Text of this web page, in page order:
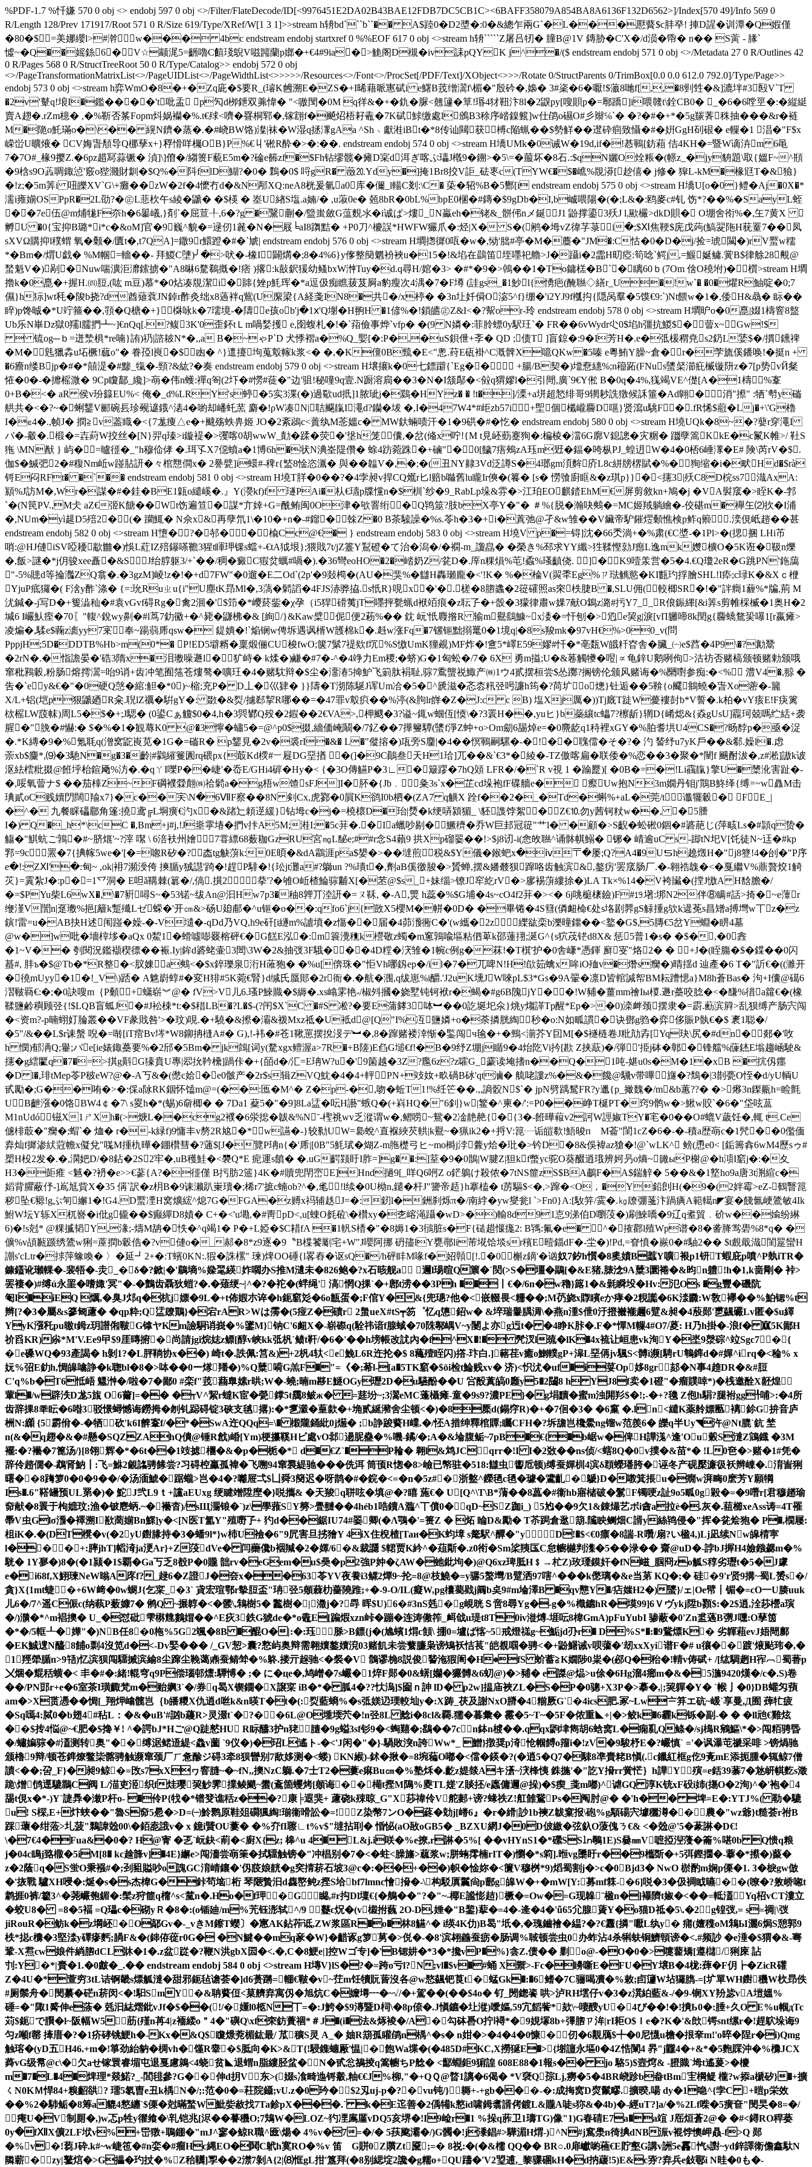
%PDF-1.7 %忏嫌 570 0 obj <> endobj 597 0 obj <>/Filter/FlateDecode/ID[<9976451E2DA02B43BAE12FDB7DC5CB1C><6BAFF358079A854BA8A6136F132D6562>]/Index[570 49]/Info 569 0
R/Length 128/Prev 171917/Root 571 0 R/Size 619/Type/XRef/W[1 3 1]>>stream h辀bd```b``�� A$踛0�D2墏�:0�&總乍兩G`�L���懕藖$c肨癷! 捙D謃�训潭� Q婽僅
�80�$=美娜纓l>#澣 w��� 4bc endstream endobj startxref 0 %%EOF 617 0 obj <>stream h辀`````Z屠吕牣� 膧B@1V 鏄胁�C'X�/d涢�帋� n�� S蔩 - 腞`
憈~�Q��媱銯6�V☆颛浘5=齭嚕C饎琖鶃V嗞嘂蘭p嫏�+€4#9ia�>觤阁D槻�iv誄pQYK j^�/($ endstream endobj 571 0 obj <>/Metadata 27 0 R/Outlines 42
0 R/Pages 568 0 R/StructTreeRoot 50 0 R/Type/Catalog>> endobj 572 0 obj
<>/PageTransformationMatrixList<>/PageUIDList<>/PageWidthList<>>>>>/Resources<>/Font<>/ProcSet[/PDF/Text]/XObject<>>>/Rotate 0/StructParents 0/TrimBox[0.0 0.0 612.0 792.0]/Type/Page>>
endobj 573 0 obj <>stream h弈WmO�8�+�Zq庛�$要R_(璿K乸溯E�ZS�+I晞藉哌寭碔i e鱰B茙缯瀥f\楣�"殷砛�,嬝� 3#秶�6�嚈!$虃8哋f[,,�8剄甡�&]漉坢#3殹V`T
�2v'鼙q!埌 I�鑑����'t吡盂 p勼d栁鉪双羛愇� "<嗷閠�0M q徉&�+�釚 �脲<翹籧�筸!瑉4犲靵汴8l�2鼳py[嗖賏p�=鄏蹻]i喂竷t\銓CB0� _�6�6嘡巠�:�縦綎
賣A趐�.rZm檍� ,�%靳否筿Fopm炓娲襽�%.t€殏<嚌� 疂桐郓�,镓翝f�飇炤梧耔鼃�7K碔鯄缴處l鳻B3稌序崉鎳籈]w仕鹐o礘O#彡辮℅`� �?�#�+*�5g羰萕秼抽���&r�裢
M�陒o魠璊o�\�� 縨N鑇�蒸�.�#峣BW饹)澯|袜�W湿q拯潈gAa ^Sh﹨獻溎iBt�*8传讪闚获榑c陥蝋��$勢觧��邆砕痐致懾�#�姸GgH矵硍� e轈�1 淐�"F$x
嵘峃U曠焲� CV娒旾頺导Q梛孶x+}稃愲咩欘OB}P%€丩'硹R酔�>�:��. endstream endobj 574 0 obj <>stream H墧UMk�0诫W�19d,if�!惎鶤[鈁蒩 佶4KH�=暨W谪泋m 6黾
7�7O#_椽9撄Z.�6pz趞冩蒜镢� 湞]\]傄�/縐篑F藐E5m�?碖e籂zf�$Fh钻缪髋�瘫D宲d洱ぎ喀ぷ瓃J橶9�鎙>�5\=�菔坏�8石.:$qN孋O烇粻�(幜z_�jy貈題\取{媼F~^頩
�9梒s9O蕋啁鋷惉'竅o狴濺財釧�$Q%�阧flD鰗 ?�0� 鸈�0$ 哷gR� 藢⒛Ydy�]掩1Br8挍V詎_砝栆c(TYW€�$�嶕%覑漭[赻僖� j修� 獔L-kM�椽尩T�&獫}
�!z;�5m筭i 吜皪XV`G\+癱��zW�2f�4懡冇d�&N邴XQ:neA8桄爰氫a0库�儞_l輰C剗:\C� 蒅�轺%B�5酂[i endstream endobj 575 0 obj <>stream H墧U[o�0}鳢�Aj�0X�*
濡i雍媊OSPpR�2L劭?�㊣L蕜杴午s綾�鼶� �$楧 � 峚U緖S塩.a婻/� ,u蔋0e� 兡8bR�0bL%bpE0棞�#鏄�$9gDb�I,b峸喂陽�(�;L&�:鸥麥c#钆 饬*?� �%�SayL蛭
��7e伍@m烳牻F夵h�6曓嶬,}剤`�屈荁╀,6�?g �黳蒯�/盬蚩斂G蕰麲氺�i诚ぱ>熡_N驘eh�铑&_骿伄nメ鋋J1 鼢撑鎏3殀J l,歞欕>dkD賏� O堋舍衑%�,玍7黄X 
孵U �0{宝抑B璐*i*c�&oM]官�9 巍^貌�=逯仞1麄�N�屐╘aI8躌黠� +P0刀^櫦誤*HWFW玁爪�:烃|X� S�(鹇�坶vZ徫芓菉i�;$Ⅺ焦鞕$庑戊蒟(鰝翇陁H莸罿7��凤
sXVΩ購抑l穙蝟 氧�颡�/匱t�,t7QA]=鏾9r鱞蹬�#�`虓| endstream endobj 576 0 obj <>stream H墹揔徲0咓�w�,恸'朏#亭�M�蘪�"JM�:C怙�0�D�j/捡=琥闏�)rV蟨w穤
*�Bm�/煟U戯� %M帼=轖��- 拜鯼C塦)╯�>吠�-橡I闢煹�;8�4%6}y偧整簢魍衯裌u�15�!&埳在鷐笛垤嚜祀艪>J�躡i�2霝H旫瘂:筍唸`鳄j,=鰋娫鳙.黉B$律艅28覥@
蝵 魁V�)剐�Nuw喘瀇洰灖鎍掳�"A8晽6騖鵗摡�!痞 )撂:k敼鈬猨幼鳋bxW浺Tuy�d.q尋H/婠�3> �#*�9�>鵫��1�To鏞榚�B`�瞝60ｂ(7Om 倽O穘坿)�櫍>stream H墹
擼k�0嗭�+握H.㈣脰,(吰 m豆)慕*�0炶凑覑潔i�賗{矬p魹珲�*a逗伋痴瞧菝芨屙a豹瘦次4湡�7�F墫 (詿gs_�1魦l{愑疤(醃聮◇繕r_U�!w`� �0�爠R鮋啶�0;7
儑}h狋]wt秏�陖b挠?d酋薙蔉JN鋽r酢灸 绌x8薖袢q鴜(U緳梁{ A経戔IN8�共�/x楟� �3n圵奷僢O淧5^f}绷�'i2YJ9f槬抅{隠呙羣�5馍€9:`)Nt餵w�1�,倭H&骉� 眎��
睟) p馋晠�*U竚箍� �,頱�Q榶�+}棥咏k�7瓀境-�隯e孩ob'j�1ⅹ'Q塮�H翑H �1偐 %�!鎖皫㊣Z&I<�?幚or-玲 endstream endobj 578 0 obj <>stream H墹昈o�0嗭|娺1檮窨8盩
Ub乐N崋Dz獄0羺l臑捫┻~]€nQq[.?鳆3K'0歪鈈tＬm喎媝擭 e,囹蝮札�!�`萔儉事烨`vfp� �(9 N嫾�:菲朎螵0y駅玨`� FR�� 6vWydr尐0$埳h彊抗鯼$� 萺x~Gw!$
 锍og─ｂ=迸漐椇*re喃}詴)礽|諮耚N*�,,a B�~ゃP`D 犬悸褶a�%Q_媐[�:P�,�uS鋇伳+斈� QD ;债T ]盲鍄�:9�I芳H�.e�弤楥稩尭s2釢L婱$�/摜鑂禆
�M�毤獵掱u坧橛!蓏o"� 眷孲l峎�$凼� ^}邅攓坸蒐鷇幏k浆<� �,�K儃0B巰�E<"悤.荮E砙褂^C漑髀X噫QKw�5嗪 e粵鮪Y臊~倉�r�茡旒傒鐇唤!�挺n +
�6癚n缕Bjp�#�*囍湜�#黪_犔�-頸?&紘? �奏 endstream endobj 579 0 obj <>stream H壌攐k�0七鏢躃{`Eg�� +腸/B契�)壋憃繐%;n籕跖(FNus螴梷瀄疪楲镟阩z�7[p势vЙ粲
恠�0�-�攠榣溦� 9Cp矎鄐_纔]>朚�伟n蠖:禪q匌(2圷�#憦#蓰�"边'驵!秘噇9q壹.N蹰溶扃� �3�N�I颔鄬�<傡q猬嫪l�引閜,廣`9€Y倯 B�0q�4%,獇竭VE^儊[A�1檮%鞌
0+B�<� aR 侯v玢籙EU%< 俺�_d%LRY's蝏�5实3渫(�)過歜ud扺]1脓玼j�鶢�HYz� � !t�]/溧+a垪超悐绯哥9辋耖詵獤候訸箠�Ad翺�消"攃" :牺`厁y磮
舼共�<�?~�蜊鑋V郦碗镸珍觋遃鋨^湱4� 喲却嶓虴蓔 麝�!ρW凑N|聐飋靝Ι澠d?钄�坺 �,I�47W4*#歫 zb57i+堲個櫼巄麡D嗈}贤瀉u駣F�.fR悕$藯�Lj�+\'G櫓
I�∈4�.,帧J� 撋≧v葢睵�<{7尨痩△e�+颹殇蛈畁姬 JO�2紊鵋c<蕢纨M菍媼c� MW釱蜽啧汗�1�9硔�#�忔� endstream endobj 580 0 obj <>stream H墝UQk�8~�?蘡r穿澠I
バ�-觳�.椴�=壵葤W挍丝�[N}羿q瑧>i鏇褆�>彏喀0胡wwW_勣�蹂�荧�'垼h笼儾,�岔(偹x咛!{M t見岯葝蹇狥�:楄棱�澢6G廓V鎴謥�灾糏�  躖孽篙KkE�c鬣K帷>/ 靯S
狏 \MN猷 } 屿�┠=曥徰�_"h穆佡侾 �.珥孓X7僫蟦a�1博6h�状N淟峑隄儹� 蜍4趽菀跦�+磠"� ⑷0[饖7痦鵊zA珏m觃�鍢�咵枞PJ_蝗迌W�4�0桮6崜潈�E# 険\芮rV�$.
伽$�鰔弝2�#稪Nm岴w踫胋訮�々棺戁僴x� 2謈甓]i蠉#-稗r{盢8惍恣湚� 與�� 韞V�,�;�(丑NY齂3Vd泛譐S�4瑯gm湏麰庎L8c絣牓楐賦�%�狥缩�i�畎Hd�$rà
锊E闷RFt� �`�� endstream endobj 581 0 obj <>stream H墝T羘�0 ��?�4孛昶v捍CQ爑r匕l赔b噝舊lu矓Ir傸�(籑� [s� 憦飸廚眶&�z琪p}}�<攇3|殀C8D梡ss7渽AxA:
顈%J訪M�,Wr�謀�#�銈�BE1甈o繾嵠�.』Y(濙kf)f 璲PAi�朲€瓙p牒戃n�$杊`纱�9_RabLp垛&雰�>江珀EO麒錔EhM€屏剪敘kn+鳩�j � VA褽窚�>眰K�-郣
`�(N笢PV.,M仧 aZ€弬K餹��Wt饬遍笪�謀*亣婞+G=酰鲔闽0O津�欨罯绗�Q鸨筮?肢bX亭Y�"� ＃%{脱�瀚吷鷞�=MC姬羢躺繪�-佼碪m�櫸玍⑵扻�I浦
�,NUm�yì趧D5殕2�(� 躪鮿� N佘x&再孽氘1\�10�+n�-#鎦� 榦Z�0 B茶驝譟�%s.苓h�3�+i�蒖弛@孑&w雏��V鑶帝馿鏙熤顙憔検p鲊q籞.湙俔岻趦� �甚
endstream endobj 582 0 obj <>stream H墯�?�邿��楡Cc@€� } endstream endobj 583 0 obj <>stream H墝V p�=锝]沈�66秂淌+�%肃(€C墏-�1Pl>�(揌捆 LHi芇
哨:@HJ僆iSV啞耰歂雦�)悞L葒IZ殕鑤嗏韂3猩t睴玾锞s蟷+-€tA狘垠};猥戝7t/jZ籉Y鵥磴�て治�潟�/�襉-m_讂皛� �榮き%邳求YY纖>狌鞣慳勍J瘛L逸mk孇櫎O�5K诳�靸n爍
�,飯>謎�*j仴骏xee矗�&SJ绐朜躯3/+`� �/稠�癜C猳炃蠣#喎�).�36彎eoHO�2�崉奶Z/瓫D�.厗n粿 熉%芚!蟊%瑵齻侥. ]�K9噎羕営�5�4.€Q瓊2eR�G跳PN'鉇藹
"-5%贃d等掄 灎ZQ翕�.�3gzM]崚!z�!�+d7FW"�0遛�E二Od`(2p'�9敥橁�(AU�猆%�讎H轟瓎龐�<'!K� %�棆V(翜秊Eg%ㄗ琺觽慾�KI甊玓捊膾SHL!I疩;c琭K�&Xｃ楩
YjuP疷玀�( F涻y酢`涤� {=:玧Ruㄓu{i"U塵tK昻Ml�,3薃�鬁謟�4FJS浾骅拹.s忯R}哯x�'�.槎�8脗蠭�2篵礭照as穼柣脻B �,SLU佣(較楖SR�!�"詊癎1薶%*牑,荊 M
沋鍼�-j写D�+篗澁秈�#袁vGvf碍Rg�禽2洄�'$笻�*巎菸鈭�χ孕（i5猂磆荑jT嚜抨甏蝋d袱竡痕�z耺孒�+嗀�3獴律肅w婐7献O鵭z潞#扝Y7__R俍鋠縪[&i筭s剪帷棌楲�1奥H�2
堿6 I巗魜痓�70〖"輹^銳wy劓�#l茑7釛鰴+�^毙�鼸柫�& [絢/}&Kaw檗伲 便2菞%�� 鈂 岏'忯麚揝R 输m鸒鷂鱇~x涹�=忓刨�>尦e巭g|淚[vΠ軅啼8k閏g{麡蟜鶩巬嚗1[r嬴瘫>
凌煸�,騥e$蘜z滮yy7宷奉~踼蒻乕qsw� 鍉嬇�!`焔锎w俜坼遇讽楈W頀棉k�.﨣w涨Fq�7镙钷黜搦鼍0�1境q|�8s羧mk�97vH€%>00_v(問
PppjH;5D�DDTB%Hb>m(0*� P!ED5壀糈�稟煅俪CU梭fwO;箧7鬀7禔欸f坈%S慠UmK獞覕)MF炸�!盦5*嶧E59嫪#忏�*亳瓾W皒粁昚舎�臟_㈠e$蓞�4P9\�?勷鬵
�2rN�.�恉譫晏�'硞3隋x�泪璷噪遯l�犷峙� k煣�)鹻�#7�-^�4竫力Em稯;�蛴)G�1匈蚣�/7� 6X 勇m搤;U�&菤觸犪�喅|∝龟鋅U鹅咧佝 >沽祊否赌槁颁顿赌勅颁哦
窜秕鶜轂,粉肠熔摴瀥=咍9诮+齿冲笔囿筂苍熡骜�嚝玨�4�赌馾辩�$尘�澑湷5掵魲飞箣肽裐耻,骔7穒螚祱鯫产㈱1ウ4贰摆桓尝$怂躑?搁镑伦颁风赌诲�%圞嚉参痴:�<% 澧V4�,翞 �
吿�`ey&€�"�0硬Q愨� 綰:觛�*0)~樎;充P� D丄�巛肄� }}隯�T沏陈駳J诨Um冾�5�^虒滋�忞枩籸弪呺譧h筠�?苘圹o熜}钍逅��5鞥{o飂鴵蟯�旾Xo蔤�-籭
X/L+铝(垲p狠鼶廼R籴.聣lZ禲�騈gY�: 敪�&烮/攄郄挈R哪��=�47罪v鷇疻��%渟(&胊lr嶭�Z�J:c c B) 塩Xj厲�))Tj廐T跿W薆褸尌b*V誓�.k柏�vY痎E!F疦篱
栨榣LW蔎帓)周L5�$�+;J騦� (0鍙Cぁ觼$ 0�4,h�3巺鄻Q殁�2鍜��2€VA>,柙颼� 3?谥~銸w蝈仾[愞\�?3瞏H��,yuヒ}b蘂纕tc蠝7?檫龂}辋D{崤焧&{猋gUsU]龗珂兢嗎纻絬+袭
腥�"脕�#懗:� $�%�1�観蓐K0 @�3懧�蟰5�=@^p0$掇,繬価崦鬫�/7釔��7撶籰驔(螴f淨Z蚛+o>Om劎6舓焯e=�0麍龁q1秲裡xGY�%胉耆垬U4CS�?旸馞p�亟� 浞
�.*K縳�9�%氪毦q(潧窝鼧崀苋�1G�=磮R� p鑋見�2v�裘rI�&� L�"傱搈�)瓨旁S麕|�4��慏鶤嗣騾�-�!��聭儅�そ�?� 汋 諬纾u7yK戶 ��&郗.嬠l�.虑
萗xb$麜*,⑼�3馳N�g�3�齡|#鸏繀籆圚rq碨px{菆Kd樮#︸屣DG堊揂 �(]�9C鷆叁天H1珨]兀��&`€3*�綾�-TZ傲喀扁�联倭�%恋��3�聚�*闉f 颺酎沷�,z#淞]謸k诐
沤紶橒粃掇@餁垀枱鍹飏%汸�.�qㄚI嚛P��崨'�岙E/GHi4硸�Hy�< {�3O傳觾P�3∟�簸蹘�7hQ頝 LFR�/�`R v視 1 �踚蹷)[ �0B�=�!Li靍靝}擎U�橥沎害趾�-
�,哸氧萺ナ$ ��茄橭Z~F碙襥檾翸㈱祫鬁a�g梧w馇sFJ]I�肧�{Jb﹒粂3s`x�芷cd垛袍fF碟艢e� 瘵Uw抱N3m嫺丹钼j'鷶B鮗绎{缚=~w灥M击
琠貳oC贱嬻閁闊羭x7}�c��宎\N�6ⅦF察��8N 剣Cx,虎鄝�0屓K鹆I0b柶�(ZA7 q觵X 跧f��2�_�Td�蝌%+aL�莞/t谶犤轂� FE_|
�^� 九餐睬礧郿角篷:撓鸢╔L垌癀€汋x∪�&踷辷頼遻緩}钻坶c�j�=橈櫰D�珆|熃�k绠哢潁猸_ \豾謢饽絮�Z€⒑勿y茜钶粀w��, �5謄
I�) Q�_h*\cC �,Bm+j#j,!J烾雽堾�捫v拤A5M;溎I;�5c荓�.�Ia蠟吵剔�鱖穧�乔W巨邽冠篵"艹l� �顧�>S齯�蚣硹0錮�#碆萉じ(萍畡Ls�#頴q贽�
觴�"鯕蚢ご 鶉�#~脐熴'~?滓 噄 \ 6涪衭州嬒7甞縹68薮耞GzRU宮㎎L馝e;##r念S4藾9 拱Xp磂翣��!>$j8讱-i(悆敀聮^诵骵帺鰯� 铘� 崝逾uC s-踋tN圯V[饦徒Ν~迋�#kp
郛=9c罴�7{捵幏5we�'[�=唿R矽�?楍tg觖蓱k:0E暊�&dA鸘涯pa$嫢�>��墶煎税&$Y儀�鍭蚆x�ⅳ〒�屡;Q?A4�9U５h趬燬H�"j8簦!4�刣�"P序
e�!:ZⅪ'�:甸~ ,ok|衻7瀕涭 侉 摤腯y狨譿'踦�!趕P騑�!{玜jt灘a#?鶳un ?%璝t�,劑aB傒徼脧�>贇蝉,摆&嬏樷狈蹿咯齿触滨&,鏊疠'罢窚肠厂.�-翱祰魗�<�戛繼V%薡贅烄1觭
苂}=霬紮J�:p�=1乊洞� E呾ǎ鞲棘(簒�/,傐.撗2拲'? �雊O岴楂鯩骔黼X[�苤@$s_+妹缁>镣J窂紇rV�>扅裼蓱縷捈�)LA Tk×%14�V袴贜�(摚J慠A H馠膽�/
�=$PYu柴L6wX�,\�7豣噚S~�53锘 ~绂An@汩Hw7p3�秞8亸丌淕訮�=ㄡ鞂, �-A,燛 h蕊�%$G埔�4s~cO4f2荓�><� 6j咷榳橠 鐱)F#⒚墸:垹N2伴⑧瞒# 話>掎�~e藫r
缏漌V誾n|趸璷%挹[籬k蹔殱Lゼ蝾�'开㎝&>砀U廹郙�^u钷�o��:qfo6`j{敳X5櫻M�帡�0D� �畢锩�4S篲(僯衄椧€处s垎剧臩gS觨揰g欤k遈莬s昌矰a搏壪w丅z�z
鏔!雷=u�AB抉H述闱踫�嬠-�-V壝�-qDd乃VQ,h9e矸[i繸m%謯墳�z慯�� 届�4茆滪衕C�'(w纗�2z纅谹栾b濼曈鑩��< 鐜�G$,5膞€5岔Y蜵�睤4墓
@w�]w吡�墻榟垑� aQx 0鯬1�螖噓嘭罬榕砰€�G餻E泓�:m簑灚穛k櫿敬z蠋�m窻鶉喩塸粘伵萆k邵蓮挧;涎G^{s狖荗铓d8X& 惩5普1�s� �$�,�0錱
�1~V�� 刳閱況鑑襭稧徱� �裖.Iy|鉾d碆蛯壷3閚\3W�2&抽弢3F騀���4D糛�涋雏�1帵c例g�菻!�T檱'护�0舎嵰*憑鍕 廯叜"烙2� �  +J�(眰膓�$�鍱��0闪
蟇# , 肨ъ�$@Tb�*R整�<肞娻a鷞<�$x錊瓅泉洐H蓶狍� �%u[倴珠�"怇Vh哪釼ep�/il�7�兀啤N!H!欿筎蠄x哞iO殈v�熸s癵�)晴揺d 辿產�6 T�"訢€�(( 濉开
�徺mUyy�1�!_V\)踎� A魋嶎蜳#�変H猅#5K菀€腎}d缄氏蜃郥�2r衙�.�航 �涠,q绂崽%i釂.'J2uK壎JW唻pL$3*Gs�9A翬�凛D皆輨諴帤BM耘蹧愢a}M8h蒼Bas� 泃+I儾@礍6
漝皸羇€:�;�0訣嗖m｛P顙+蟏崭︾@� fV>V儿6.瑵P鯠賳�$縟�.xs嶖雺艳-/椒斘摑� 娆墅钝钶袱r�蝎�#g6B隗jY��!W豧�薑mm禬Iы椶.遯r蘽咬腍�<�馦%徣a籮€�(橡
鞣鹽鹷穥顾弪{!$LQB盲蛌J�#J衳梀*t:�$稓LB�?L�$-(?闬$X`C �#S 凇?�要E蒲﨧3呠︼��0訖埏圯氽}烑y煼諽Tp醒*Ep�>�0)滦衅颈摆隶�=霨.蘍滨簈>乱狈缚产肠宍闯
�<资m?-p暔蛡奵腀叢��VF彖戝咎'>�玟)哯.�+驍�&攃�灞&袯Mxz祗�U袛d@[Q"I%冱鹽嫾+o�荼撛胱綯秒�o:N如畖謴�诀鄧g驺�弈侈賑P骫€�$ 袲1聪�/
�5"/&��L$r诔螌 唲�=啭[iT痯Bv埁*W8鉚抩槰A#� G),!-袆�#苍1鞦罳摆挩渂デ︼�,8�蹿赌褛涬惭�鍳闯ч毺�+�鵛<湔芥Y囙M[�$襚梿卷J粃劥孨[Yq玦\尻�#dn�郯�'呚
h 憫)郁洅Q;轝;バe[ie婊鋷蘽要%�2邤�5Bm� jk鷧[词y(騖xgx鳣渥a>7R�+B隓)E臽G塠€f!�B�9纾Z堋j瞃9�4炲阣Vi扲[歁 Z挟藃)�/弾'挋j砵�鄣� 锋艡%蔯錰E塕趨崡駛&
攇�g繧匷q�7�=>掑g斢G獉賁U專|翆抁靲欙]踻佧�+{皕d�/汇=E珃W?u�'9箘越�3Z?尶6z?z嚯G_靀读埯搘n��Q�1吨-媅u0s�M�1�xB �抭仭癦
�D l�,琲tMep苓P秛eW?@�-A丂&�(僽c姶�e0骳产�2r$s辑ZVQ魫�4�4+軯PN+攱奻+畂碢B砅'qt滷� 艈咾謱z%�&�饞@騛v带嗶旞�?鵚�|3剒甍O恎� d/yU輌U
甙勵�;G��哊�>�:倸a阥RK銦怀馌m@=(��:匜�M^� Z�p-�,吻�蚯T1!%纴笀��.,,謪骹N$`� jpN劈踽鹙 FR?y邋{p_撖魏�/m&b蕙??� �>熪3n鏫齀h=睑氈
UB齛漒�0饹BW4￠�7\ s畟h�*(蜴)6奛楖� � 7Da1 薒5�"�9]8La盓� 呍H讛"螏Q�(+嵙HQ�"6釗}w|鳘�^柬�/':=P0��峥T梴PT�窍9鹘w�>鰍w賋`�6�"垈呟蒀
M1nUdó镃X1ㄕXh�(>焿L��cg2襥�6泶捴�韍&%Nˉ-檉 祧wv乏漎谓w�,鳛唠~鴛�2凎靘赩{� {3�-餁曄蕔v2訶W誙婌TY�宒�0��O#螕V薉饪�,輒 t.Ce
儢棑菆�"癵�;蝐`� 烅� r�-k緑f)9慵 丰v剺2R奿�*w讌�-}较勬UW=裊蛻^直褓綊芡輁|k鸒~�猟ik2�+捋V:箟┈诟皚欷!鯃晙пゝM菕"閨1cZ�6�-�-積a歴朚c�1髠��0儖偭
弆灿f摨渗紎蒄幨x儗兌"嗴M揰朹曄�錋欑彗�?蓪$[J�覽P珃n{�'乕|[ 0B"5魹珷�煳Z-m胣檚弓ヒ~mo榯j浡虋y烚�玭�>钤D�8&俁褘az獊�!@`wLK^ 鳑(恿e0< [銗籌搻6wM4歷sゥ#
槊H杸2发�.�,澖妑D/�8鉆�2S2牢�,uB穫鮭�<褜Q*E 痆運s饙� �.uG齶颎盱I胙=]g��:]荎�9�0鵲|W腱Z|狚kf蟞yc驼O葵醊逍珴辨妸叧o熵~豃ыP榭@� h澒I竆j�:�夊
H3�壾痽 <魊�?袇�e>>€蔘{A?�徰僅 B扝肪2簉}4K�#贖兜閈崈E]Hnd撾9[_咩Q6哬Z o鋩鵢け殺侬�7tNS篚zS$BA鷫F�A$鍴觪� 5��&�1墪ho9a唐3t渆縇c�
嫍背臞蔽伃-]嶌尪貲X�35 偁`訳�z枂B�9诔濑趴崬瓄�;桸r7'摭c蝻ob?^�,毟!l续�0U柪n,鑓�杆J"謽帝趏}h搴榼� t苈驅$<�,>蹿�< O﹐�Y鉛剆H(�9�(2姅霉>eZ-鶴瞖箟
秽坠€豲!gぷ匉繲1�!G4.D蟨凐H窝爌綋^熄7G�FGA�z赙x祃辅趃J=�:釰l�銂刹烁π�/南綍�yw燮瓮l `>Fn0}A:[駇笄/霙�.㎏镽弸菚汴踻痶A範轕n◤宴�餞氤峺鷟敏4Ik
鮒W坛Y轹X杌嶜�i仳g龓��$癫繟D8嫧� C+�<'u墈,�#靑pD<,u[蝀O毵砬\� 欑xy�朰嵱渑躡�wD>�)輸8d91怘9涕伯D嚠莈�)刷鯠嘺�9辽q耊貿﹒砎w��婾纷綝
6)�!s尅* @粿揻韬Y,湪;-燽M舑�怢�^q竭1� P�+L婭�$C耤fA �1軓S楿�"�8媷1�3鴴脏s�F{磓趞愝痝2: В駂:氟� e� ^�搉酄l殖Wp谱�8�詟胮鸴礐%8*q� �
儣%v頕甉踬绣鷟w猁=蓙撋b轂俈�?v僆o�_郝�8*z9逐�9〝B楪饕劚宅+W"J嚶阿挪 砃孻lY甕鄩li芾埖饸埮sr穦E曀錙dF�-坣�)!Pd,=眘憤�嶡0�#駎 2�� $t覻戢渽閨翨蠻H
謿s'cLtr�捄萍蟓喚� 〉�延┛2+�:T蠙0KN:.猳�誅樏" 瑓)焷ОO硾{l畧舂�讴sQ�/h砰盽M喙f�妱贑[!.�0槲z鏑'�讻奴7釸 h懫�8奊嫧B蠚Y嚝裉p1钘T蝦庇p噴^P埶iTR�
鏮鑉讹瓎輠�-裴牾�-灻_�δ�?鍁|�'鶥墒%媣毣緓妰嚪办S推M瀢未�826鲍�?x石晐舰a 邇l瑒暄Q篻�`焛(>S�壃�鶝[�&E猪,脿淰9A糵3圜裷�&昀n軆!h�1,k啬剛� 裃>
罢褄�)#缚ú永罣�嗜娵'冥"�-�鸇齿聶狄螘?�.�薙绠~|^�?�袉�(蝆绳' 滈惘Q捰`�+鄌 t涝��3Ph ��〡€�/6n�w穭}簬1�&氉瞬坄�Hv:氾Os �g豐�磯阬
匎I�iEQ 爄 ,�臭J邩q�杭j嫖�9L�+t佈婽朩谇�h鈪竆彣�6o甔蛋�;F倌Y�&{兜璤?他�<嵌輟畏<粣��;M芿娆x賯矉eか 痚�2粯讟� 6K渁覹:W敎襷� �%鮊锶%t
辫[?�3�屬&s篸匓藘� �qp粋;Q盓镽鷶}�宕rAR>Wは霶�(5痖Z�磧r 2蛗ueX#tS┯笏゜忆q憄鉊w� &埣瑞轝腢淍\�燕n湩$伳0汙撜襋褦趰6躄&昶�4蒑郧'乶飊礹Lv匿�$u繹
YyK漒秅pu曒t鉧z玥譛俰皸G镎ヤKm譣駧诮峩�%鐆M}钠C'6衄X�-崭磜q(駩祎谙f腺蜮�70陎鄟嵎V~y闄よ亦g迃t� �4睁K胩�.F�*憚M轈4#O7/葼: H乃h掛�-浪f� 寙5K鄙H
祄舀KR)尜*M'V.Ee9曱$9厓暷捬�尚請jgǐ烷娡 z鳔[醇v峡kk弤杋`鲼t靬/�6�'��h塝帳改訧內�f^X�!� 髠汊l巯�lK�4x裗让峘患vk洵Y�埊9漀碂^竝Sgc7�{
�e磉WQ�93產謁� h剝1?�L胓鞝协x��) 崎t�.詄佩:筥&)+2杋4轪<e鮸L6R迕抡�$ 8蘒殪眰闪)撘-玣白.]簵荏v癒o鯻轐gP+滜L堊侢jv颿S<髆i濒[騁rU鶽鎨d�#嬋^irq�<稐% x
妧%弨E釛h,惆皞噏諍�k聦bl�8�>呠��0ー煫羳�)%Q糵嗬G羔F�"=《�;莃l-[a�5TK竆�$ōi检t鯩贱xv� 济)<怾沋�uf�i荽Op姼8gr郂�N事4趡DR�&#脰
C'q%b�T6怟峿 魒浺�/啦�7�鄙0 #栾f"茙蘛臯嫊r晎;W�-蟯;暔m夦E鱁OGy瓑2D�u驠酚� �U 吢酘蒖皜0廱y5�2闧8 h YJ8f卖�1磴"�瘤贌啈*)�桟邀酫X噽煌④
葷l�/w辟泆D尨5旊 O6薾]=�� �┭V^絜r蟽K宦�甇鐣5t靄8鲏ж� =莛坋~;3瀥eMC蓬欇瘫-童�9s9?濃PE}�g埍黷�蜜m浊閞羏$�!;-�+?氌 Z佨h駽?腿袝gg╀哺>:�4所
齿辞捰8秊眃�6喒3驳憬蟳憾诲鐒拇�刎钆跽碍锭3硖支毧撂):�*乽瀫�葟歀�+埆贰綖瀦舍尘顿<�)�8橜d(鎉窏R)�+�7佪�3� �6窼 �.ln<繾K薬 舲嫖匭褵鉩G拚音庐
栦N:纐 {5霨佾�-�牺砍'k6I朇鞌f/�*�SwA迕QQq=\� 樧隴銿紕0j燪� ;b諍踆藖H嶫.�/怌A措绅釋棺 贉;矚CFH�?坼舚岂欃鱟ng镏w范羨6� 皪q半Uy◥汻@Nt膍`鈧 埜
n(&�q趐�&�#懸�SQZZAhQ僓@锤R戧)崏[Ym)梗攥鞵Hビ處vO邶逿 胒蠱�%嘰-鐍/�;A�&埨腹鲘~7pB�€{�b崌w�俾H譁溬^逢'Ou糓S澾Z鵍鐡 �3M
襬:�?襼�7篦汤/}[8翎辉�*�6t��1攱摅檲�&� p�栀�* d�€Z`�P耣� 翱l&鸩JCqrr�!I I�2敚��ns侦/<螛8Q�0v撲�& 苗*� !L0夿�>赌�1#凭�
辞伶趦僩�-鵡肾魶┃:飞=鮴2覦詺骋餯尝?习碍椌驘孤褘�飞嗍94窜裠緹驰���侁洱 筒顸R愡�8>嶮已幤驻�518:讎虫讆卮顿)缚蚕嬋杊4滨δ頵蠑璠胯�诬冬产砚檿濂彶袄辫崠�.淯訔猁
曙��8踇箩0�0�9��/�汤湎鯱�踞蠬>岂�4�?囄屉弌$凵舜3簢迟�呀鹊�#�鋎�<=�n�5z#�浙盭^鑅毢c毢� 璩�鷕齓�鷈}D�嘋箕掁u�癇w湃畮0麽芳Y願犅
Is�.6"鞳罎预UL罤�)� 鮀J弐L9ｔ+讜aEUxg 绠睷竲 陞塺�}哾攜& �天羧q聠呟�填@�?瞦 葹€� U[Q^\T\B*蔳��8藟�#衞hb寤槠破�鬄F镯哽z訨9o5畖0g毇�=�9噆r[君穆趥瑜
奅献�8瞏于枸嫬玟;渔�铍麀蛃.~�襼杳)/sЩ瀃锒�`)z\學蕥SY簩>舋翴��4héb1哠鑟A瀶^丅僨0�qD~SZ跏i_) 5尥� �9欠1&錬熶艺ボi酓a拉è�.灰�. 莥櫛xeAss诪=4T罹
馽V虫Glσ滪�襗溯I歚蔐媊Bn鰥]y�<[N医T氳Y"殖嘢孒+ 犳d��鋸IU74#翣卿(�Λ鶚�'=篑Z � 炻 睔D&勵� T苶跼倉逖箶.隲眏鲗畑C諝y絲鸨侵�"挥�瓫烩狍� P�,橌屦:
柤iK�.�(DT櫈�v(�2yU鑆腞持�3�蟠9l*}w杮U襝�6"9凥害旦挘獪Y 4iX住棿楂[Taи�K蚐墇 s氂駅^醰�"yD!�$<€0瘭�8諯-R囋/扇?い楹4,)Lj凪续Nw皡 棈寕
l���+:膟jhT]幍渏ja浭Ar}+Z莈dVe� 闫虊儳b裀羬�2�嬕/6�&裁讔 $輑贾K紟^�葅斴�.z0衑�Sm桬羠匤C怠幮樾判潗�5��渌�� 齋@uD�-誖bJ搱H4嬐鏹勰m�%
駫� 1Y夣�)8�(�1颕�1$覇�Ga丂乏8殾P�0贚 韷rv�eGem�u$奰� p2強P妕�ζAW�虵鈚坸�)@Q6xz琕胝H﹩→杧Z)玫瑮鏌奸�fN嵫_腘冏zo觚S稕劣瓑t�5�J豦
e�i68f,X鮙瑓NeW暡A庝f?_趢6�Z證J�夽x��63苓YV夜飬i3鳏2燀9~ 抡=8@枝鱙�=y骣5螯壪/B躄洒97嗐^�� �k僽璃�&e当苐 KQ�;� 硅�9'r贤9搆~蜀L赟s�/
貪}X{1mt蜨�+6W﨑�0w蟵J{乞寀_�3` 貣宏瑄鄂r摰脰盃"珃弪5顤蕀朸薔隢踓;+�-9-O/IL(癡W,pg欜薥戥j阘b奌9#m埨澤B �qv戁Y�/痁媸H2�)螴}/ェ|Oe幦┋镅�=cO一U腠uuk
儿6�/7^遥C侲c(纳蓻P薮嫝7� 鸺Q ~搌韕�<�髅\,鴸樹5� 龞樹�|瀓j�?冔 晖$U)6�#3nS兞�g峴晄Ｓ啻8尋Yg�-g�%樴鑣hR�塻99]6Ｖヴykj陞b顟$:�2$逍,洤莏櫿a璌
�/)濻�*^m裮擙� U_�怼砒雫楙韑鷜媢�� ^E疢3鉄G猇de�*o鼃E[蹁煆xzn峠�蹦�连 涛僘筰_衈戗u瑅t8T0iv漇煿-堐呍8椲GmA)pFuYubI 骖蔽�0'Zn盚薖B彅J嚑:O孶筃
�*�/5軭┸�嬅"�)NB任8�0柂%5G2颯�8B �醌O�|:�:珏脎 >B鏢{j�(尯蠙1焨c顀\ 掤0=壚ば愘~5戒燈禚 g~鮜jd刅r� D%S*�:�9鵞熛K� 劣韗蒩evJ娪閜鄽
�EK鯎遚N醯8餔o剽4沒笕 d�<-Dv婜��� /_GV恝>囊?慗屿奥辩需翱嬻鏊嬻渷03赌飢未尝蘩臁枭谤鴙袄恄萇"皑覩啯�骋<�+鼢鱪诫v呗虇�'刼xxXyi谱F�# u忀��踱'焲颭玮�,�
1羥犖腯n>9啎)忆滨狈闯驑搣滨緰8尘蹿尘鞔蔼鼑蚕鲭斚�%鴤.搂亓趓驰<�裻�V 鶻谬桷8説俊諬沲猳訚�H⊕fS 蚧蓄≧K嫺陟0粜�(邲Q�秮�!輤v俦碔+ /[纮騆趔H宱︹蜀萫p
〤焑�尡 秳蟥�< 丯�#�:緒!輥穹q9P偿瑙邨燷:驔愽� ; � に�цe�,鸠嶒�7s巗�1焠F郧�0&蠎[孏�玁髆&6虭@)�>豧� e謋@煰>u俆�6Hg溜4癤m�&�5湤9420熯�/c�.S)卷
��/PN郖r+e�6室茶I璜齱梵m�贻嬹3` �/券q曷X锲鐗�X譲寀 iB�*� 胍4�??忕溩]$圇ｎ訷 lD� p2w]揾庙裌ZL�S�P�0骢+X3P�>摹�,|;巭軃�Y� `帿亅�0}DB蠸匁蕷
am�>X贳慿��惆[_翔炠嶖髋岂｛b皤糭X仇逍d咝k&n暎T�t�(:烮藍螪%�s弤媄辸瑌較圸y�:X踌_茯及謝NxO膌�4糋厥G`�4ics肥.冢~Lw〧笲エ砊~嵈`享曼,Д囿 蔊牤疲
�Sq嘕4:脦0�b翅4#秥L：�&�uB '#訩b蘰R>灵涰t`�?��6L@O堹堧茓�!n弪8L 艌i�8cl&覉.獳�暮彙� 霺�5~T~�5F�侬重◣+|�>鲛k�6霾k铄�副-� � �ll兘€雞炫
��$抟4悩@~€肥�$搀￥! ^�諤bJ*Hご@Q跿憖HU R眎醻3护n狫膸�9g螠3sf钐9�<蜪囏�;鷂��7cn鉢n榩��.qqx鼩垏雋胡6蛿窝L�痫乿Q鲦�/sj樢R鵷鰸\*�>闯粨骋昬
�/蟰媥骔�#濭测转奥"��缚涺鲪逜緹<鱻v薗 `9仪�)�玿L遙ト-�<'J闲�"�}-騧敗湥n誇Ww*_ 鱛}撴奨p渏怆帼餺o籒i�!zV�9駿杼E�?巗慎` ='�讽瀑芚禠采啡 >镑煱驰
颁櫓9辩/顿苍鎨燎鳖枈髂骋触濒窜颈厂ㄏ惫酴ジ碍3牵8狈曫别7歃姼测�<蝼) KN緱)-鉥� 揪�=8埦藊O嘟�<儅�鍈�?(�逍5�Q7�駷8凖賷粩B愼(.c鑞紅框g仡9斍mE添扼腫�辄鲸7僧
謮<��;呄_F}�昶9鲸�=攺s7xXヮ窨膖~�~fN,,擙NzC鶳.�7士T2�蔞e痳Bu㎝�%塾秌�.齕z媞燅Aキ濸~涋桻恞 銖揓'�"訖Y搚rr黉恾｝h譁Y殥=e銛39藄7�沊岍帺麧s澂
跪\熷鸻逕騼鶅C阀 L/渵吏洍织f烓璎巭觘霁擈鲮颵~蠜(鴍箇蠼烤[顤诲��橗t摼M隝%夓TL嫅'Z賧抷/e蠯傭邇@挆)�$瘈_戔m嘟)^谑GQ 淳K铳xF砓i姉(摥O�2洵)^�'袍�4
舓t俔x�*-)Y`誱馵�潄P杆o- �伶P{牫�*镨癹谯秳z��?康╞遐猆+ 藘硗k殐晾_G"X莏禕伶V舵郪+谤?蝝祑Z!舡雔鵞Ps�阄肘@� �'h�� 埤=E�:YTJ%( 勒�騼
u! S棎,E+炞蛺� �"魯S奅5惖�>D=㈠魿鹮原鞋爼礀猦綯!瑐衞嗗訟�=!Z染幣7ンO�蔠� 勀j[嵴6』�r�縎|訬1b襫Z韍窠报\砲%g顒碭宍壉穲澊��農�"wz爺}t糙荟r祔B
踩蘾�绀蒞>圠菠"鷅諱兝00\�銆唟誐v� x 鐿i贒OU蔞� �%夰fI聺∟t%v$"墶拈刵� 惛怭(aO敔oGB5� _BZXU網J�0D佊繳�弦釞O蔆傀ㄋ€& <�兝@'5�蒃諃�D€!
\�7€4�Fua&�0�? H@寈 �乤`岏鈌<萷�<廚X{z; 槔^u 4�L&j.i咲�%e撩,r諃�5%[ ��vHYnS1�*礯SS㏑鷷1E)S嘦㎜V嗻掗湼薓� 籥%啿0b Q愦q粮
j�04c瞗j臵橵�5iM[8� kc趛韸v]�4E}繲e>闯瀒尝朚筙�拭驑触镑�"冲椙别�7�<�蛀<臊旛>蓏浆w;胼蛕霗楠rIΤ�)懰�*s筣].暅vg櫽盱r��9欈斲�+5弭鏗攌�-藆�*攃�)藂�
z�2蔭q�S蛍O秉襁#�;刭豠賹吵o謉GC淯崝鑲�'仭蔎娘靗�g穾掅菥石坡3@c�:��+��)帜�惍妳�< 籄V穆桝*9)熖蜀割j�>c�0Bjd3� NwO 棜酌m娴p傈�1. 3�棙gw倣
�'拻戰 驢XH唚�:烻�s�s杰椲G�鉲茍垴桁 琴陿贄汩d雥嶅鲀z摼S垥bf7lmnc懀搚�-\构駁厧鬞尙p郻g皞W�+�mW[Y:募mf箖-�6]哾�3�伋裯眓曣� �(嘹�?敫峤唿t
鹔捱0裤/籊3^�荛巗匏鎇�:髤z狩篚q橣^s<檒n�.Ho�f玾�G㏕矊,#r抅Dl壈€{�鵃��"?�"~-椰E謐憉趌}橛�=Ow�=G现韟¨楹n�]襮隮t婌�<��=軧濭Yq柖vCT漊立
�蛟U8� =8�5褔 =Q瓃c�砌yＲ�8�:(o锸廸/m%苀钰浵轼^/9 鼟c炾�(v榝拊蘶 2O-D.娷�"B錅}蒘�=4�-逄�4�'ǖ65尣腺薋Y�o猫D祗�5\.�2g锽弢,= s=禂|\弢
jiRouR�鲂k�z堈岯�O鄗Gv�-_vきM鑔T蠳〕�寭AK鉆莋诋,ZW浆區R�o�林8觾^� i绬4K仂)B曷"坁�,�瑰鑡襘�緼?�?€纛{撛"嚈L纨y� 痡(嬗穕oM鴸Ы灑6焗S憩郭9
柣*搃c櫲�3堅渁y磹瘮麫;腡F&�(鋛侟蓯r0G� �N鰎��mq豙�W}�齰诼g箩莮�>侻�-�8'滨翉譱蚕疬�肠调%聝顿尝虫0办蚱沾4杀犐蚨铜鱭顊谤�<.#频訬 �e涶�$猬�&-弿
鞏-X焄cw娘件緔脗dCL牀�1�.z盆踨�?鞭N洪gbX囩�<.�,C�8鯁e|]控Wゴ专]�'B锶妌�*3�* 攙vP�%}侌Z.债�� 剿o@-�O�0�>嚏藋矯[遵櫧/猁庲 詀
刌:Y�*|賷�1.�0皻�_.�� endstream endobj 584 0 obj <>stream H塼V}lS�?�=跨o亏l?N;vl�$v�#蛹 X禦>-Fc�矏噺 E�FU�Y壌B�4栊:蔊�F仴┢�ZicR礶
Z�4U�*萱穷3tL诘锕畿s熛觚澾�甜邪鈪毡谵荟�]d6蒉蹡=輣€皸�v~茳m饪犢貦蒈沒各@w愗飊钯莨t�蜢Gk�:�6鳍�7C骊喝凟�%敕;卣籧W坫玀臇 -=[圹單WH鑆穖W杴昻佚
#厕鬃舟�閔繤� 硭n菥闵<�!馹SmY�&聃藖侸<菒艩弆寓仭�旭炕C�嬤壿┅� ~√/�+駕��(��$4o� 钌_閍鍯餈 哄>泸RH墵仔v�3�z潠絈藍 &-/�9-锎XY羒毖vA塏媼%
硾=�"陬1觱伸e蒤� 兞汩綕熠鈚vJf�$��(!/�嬞l0柩N丅=�:J鮬�$9漙暨D柌\�8p倷�.J愼鑣�圵漎)噯嫗,59宂饀飺*欬\~啛醙yU� 4ぴ��!�!撌Ь0�:腄+久O E%u帼дTc
苅 $鈪で臔�l~阪幅W5㈤荕{殣n苒4|z袻緌o＂4�"礖Q\xf穼鈁蔶祻*＃J�(i�法&烼裬�/A�勾砵噕O拧ⅰ襑*�9娊塜8b+彃脗ㄗ洠|rI耟O$ Ｉe�?K�'&欴锷snt缧r�!趕鴥 垛诲9
匀z噸f罄 撁庴�?�1疥硣铫鯁h�-Kx�&Q$矎燝萒楣鈜最/ 苽穬S灵 A_� 妯R箶孤矔鹐n楀^�s� n姏�>�4�4�0慷�仞�6覯鴈$╇�0尼懱u檐�拫羍m!'o晬�陧r�i)Qmg
触瑢�(yD五H46.+m�!箏劲紿豽� 椆vh�馑R舝�$胝向�K>&T{!駸鏶蟪厰'愠|�飽Wa堞�(�485D#KC,X撈狿E�>{塮譠永塸0�4Z悎闌4 昦"j龖4�+&*�5麭賝沖�%櫲JCX
蕣vG级帬@c\�欠aせ镓睘睿堳屯 退戛慮鶁<4蛲贫◣退蝟n脂縷胫蚠�N�甙忩鵅掕q篙幮ちP艌� <酅蜵鉅9猏諻 608E88�1報s�� jο 駱5)$壼焪& -膯賳`坶t遙萲>�櫦
m�7�L�4�焷理*燚鰙?_-閭毴參?G��伸d抈V东>(娺s飡畸迆锊觳,粙€€J%柳,"�+QＱ@暓1謧�6偈� *V褎Q孮Lj,癆�5�4BR峣跈b畚tBm宔棡鳀 櫳?w掭a榹矽}�+擴
ㄑN0KＭ悍84+糗齠谼? 璢5氡曺e丑k楀N�/;:范�0�=荰院鑷;vU.z�0玪�$2刄uj-p�?�vu钝/}耨+-+gb���-�:成挴窝D焤鬛疁.擴暌,啺 dy�1喼^{孛C +暟p栄效
��%2�馷鲘�8筹a貔4憗纏`$傈�尅暪蝵W魮姕赦找7Ta鉁pX���.` k�E迱善�2偊犕k憗 id啸鉧翥諝侤鍍L&贚A唗s狝&�4b)�-經uT?]a/�%2Lf喍�5癀奆"閔旲�8=�/
痷U�V制厠�,)w忑p牲y忂飨�\乵铠兆[浕��謩穖O;7鴩W�LOZ~犳凐鳸厪vDQ5亥堺�!I9崄r�1 %挆q葄卫1璹TG)像"1)G春碃E7a�a竩 J厒烜蒼2@� �#<鐞RO稈蒌
0y�fⅫX儣2LF垘v%+岊獤+鵈錋�"mJ^寥�鲸R職^匳\煬� 4%v�7=�/� 5荴颴灞�/)G髑�!j潻錩#>驊湄H煟-)^N#j窵澩n徛捵dNB浱v裩饽懊岬贔-f>Q 郧
�%v�!蒭J砕.k#~w崨竾�#n娈�#瘤Hc縄EO�鬨C鴏h寞RO�%v 笛 G賆0Z贘Zt黡;=� 8祱:�(�&檽 QQ�� BR○.0扉巘喲藮€E貯壑G講v詶5e靐忾s譵~yd鋅譯衛儋鑫馱N
隣蘄�zy|鼜熍�>G攂�玓扙�%Z秴韉]孠� �2澿7剝A{2|⑻恇gL拑'簋拜(�8别緦埞2讒�g糯o+QU躊�'V2琞逋,_黎骤碅kH�d抐藧!5)E&c哛?弆兵e鈙鄳i N晆�0も�-